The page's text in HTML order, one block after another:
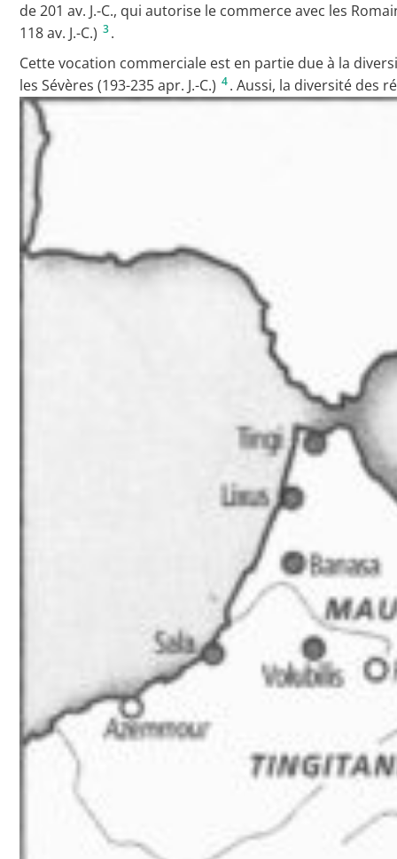
de 201 av. J.-C., qui autorise le commerce avec les
118 av. J.-C.) 3.
Cette vocation commerciale est en partie due à la
les Sévères (193-235 apr. J.-C.) 4. Aussi, la diversité des